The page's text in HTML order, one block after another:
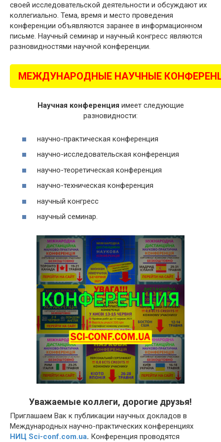
своей исследовательской деятельности и обсуждают их
коллегиально. Тема, время и место проведения
конференции объявляются заранее в информационном
письме. Научный семинар и научный конгресс являются
разновидностями научной конференции.
МЕЖДУНАРОДНЫЕ НАУЧНЫЕ
Научная конференция имеет следующие
разновидности:
научно-практическая конференция
научно-исследовательская конференция
научно-теоретическая конференция
научно-техническая конференция
научный конгресс
научный семинар.
Уважаемые коллеги, дорогие друзья!
Приглашаем Вак к публикации научных докладов в
Международных научно-практических конференциях
НИЦ Sci-conf.com.ua. Конференция проводятся